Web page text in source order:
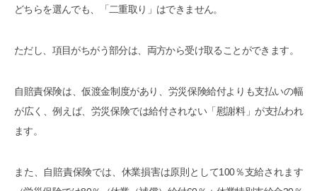
どちらを選んでも、「二重取り」はできません。
ただし、項目がちがう部分は、両方から受け取ることができます。
自賠責保険は、仮渡金制度があり、労災保険給付よりも支払いの幅
が広く、例えば、労災保険では給付されない「慰謝料」が支払われ
ます。
また、自賠責保険では、休業損害は原則として100％支給されます